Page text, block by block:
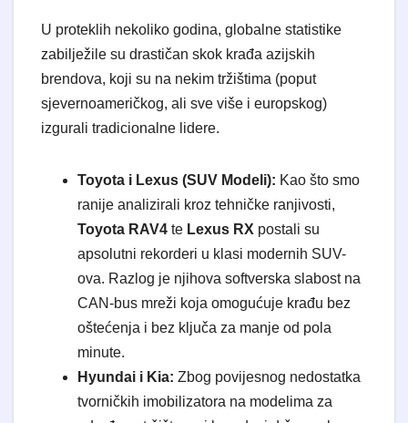
U proteklih nekoliko godina, globalne statistike
zabilježile su drastičan skok krađa azijskih
brendova, koji su na nekim tržištima (poput
sjevernoameričkog, ali sve više i europskog)
izgurali tradicionalne lidere.
Toyota i Lexus (SUV Modeli): Kao što smo
ranije analizirali kroz tehničke ranjivosti,
Toyota RAV4 te Lexus RX postali su
apsolutni rekorderi u klasi modernih SUV-
ova. Razlog je njihova softverska slabost na
CAN-bus mreži koja omogućuje krađu bez
oštećenja i bez ključa za manje od pola
minute.
Hyundai i Kia: Zbog povijesnog nedostatka
tvorničkih imobilizatora na modelima za